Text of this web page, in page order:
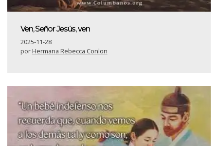
Ven, Señor Jesús, ven
2025-11-28
porHermana Rebecca Conlon